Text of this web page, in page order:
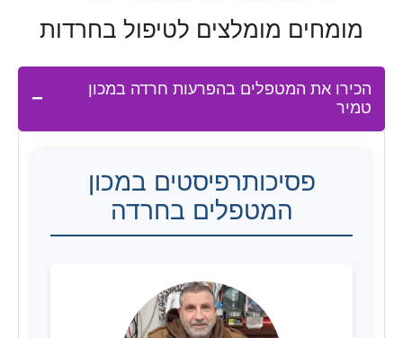
מומחים מומלצים לטיפול בחרדות
הכירו את המטפלים בהפרעות חרדה במכון
טמיר
פסיכותרפיסטים במכון
המטפלים בחרדה